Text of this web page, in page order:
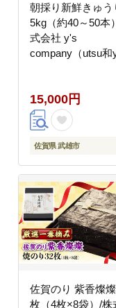
朝採り新鮮きゅう
5kg（約40～50本
式会社 y's
company（utsu和
15,000円
佐賀県 武雄市
佐賀のり 紫香燦
枚（4枚×8袋）/株